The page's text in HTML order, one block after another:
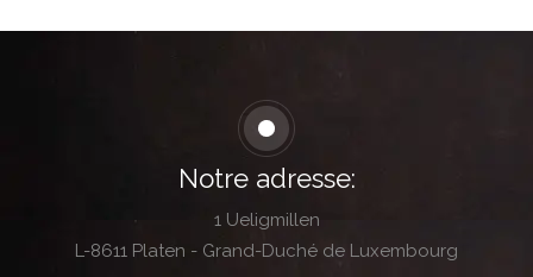
Notre adresse:
1 Ueligmillen
L-8611 Platen - Grand-Duché de Luxembourg